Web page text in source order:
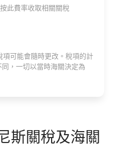
此費率收取相關關稅
可能會隨時更改。稅項的計
，一切以當時海關決定為
斯關稅及海關